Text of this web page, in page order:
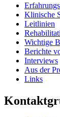
Klinische
Leitlinien
Wichtige
Berichte
Interviews
Aus der
Links